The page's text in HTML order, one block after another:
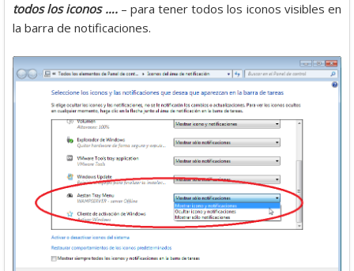
todos los iconos …. – para tener todos los iconos visibles en
la barra de notificaciones.